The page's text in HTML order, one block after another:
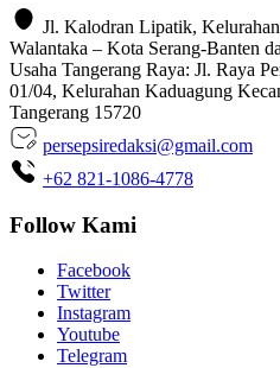
Jl. Kalodran Lipatik,
Walantaka – Kota Serang-Banten
Usaha Tangerang Raya: Jl. Raya
01/04, Kelurahan Kaduagung
Tangerang 15720
persepsiredaksi@gmail.com
+62 821-1086-4778
Follow Kami
Facebook
Twitter
Instagram
Youtube
Telegram